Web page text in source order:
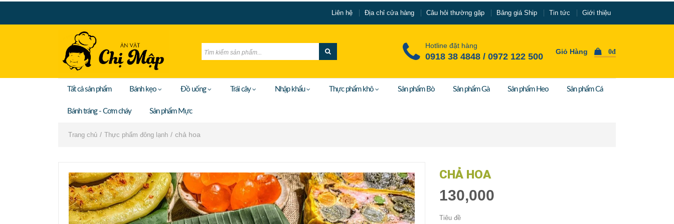
Liên hệ Địa chỉ cửa hàng Câu hỏi thường gặp Bảng giá Ship Tin tức Giới thiệu
Hotline đặt hàng
0918 38 4848 / 0972 122 500 Giỏ Hàng 0đ
Tất cả sản phẩm Bánh kẹo Đồ uống Trái cây Nhập khẩu Thực phẩm khô Sản phẩm Bò Sản phẩm Gà Sản phẩm Heo Sản phẩm Cá
Bánh tráng - Cơm cháy Sản phẩm Mực
Trang chủ Thực phẩm đông lạnh chả hoa
CHẢ HOA
130,000
Tiêu đề